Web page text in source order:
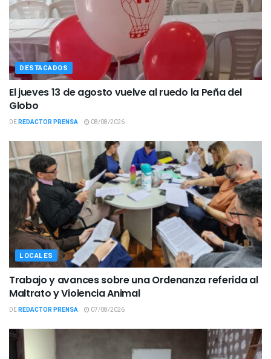
DESTACADOS
El jueves 13 de agosto vuelve al ruedo la Peña del
Globo
DEREDACTOR PRENSA 08/08/2026
LOCALES
Trabajo y avances sobre una Ordenanza referida al
Maltrato y Violencia Animal
DEREDACTOR PRENSA 07/08/2026